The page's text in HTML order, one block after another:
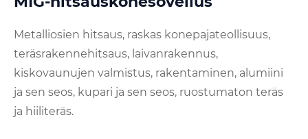
Metalliosien hitsaus, raskas konepajateollisuus,
teräsrakennehitsaus, laivanrakennus,
kiskovaunujen valmistus, rakentaminen, alumiini
ja sen seos, kupari ja sen seos, ruostumaton teräs
ja hiiliteräs.